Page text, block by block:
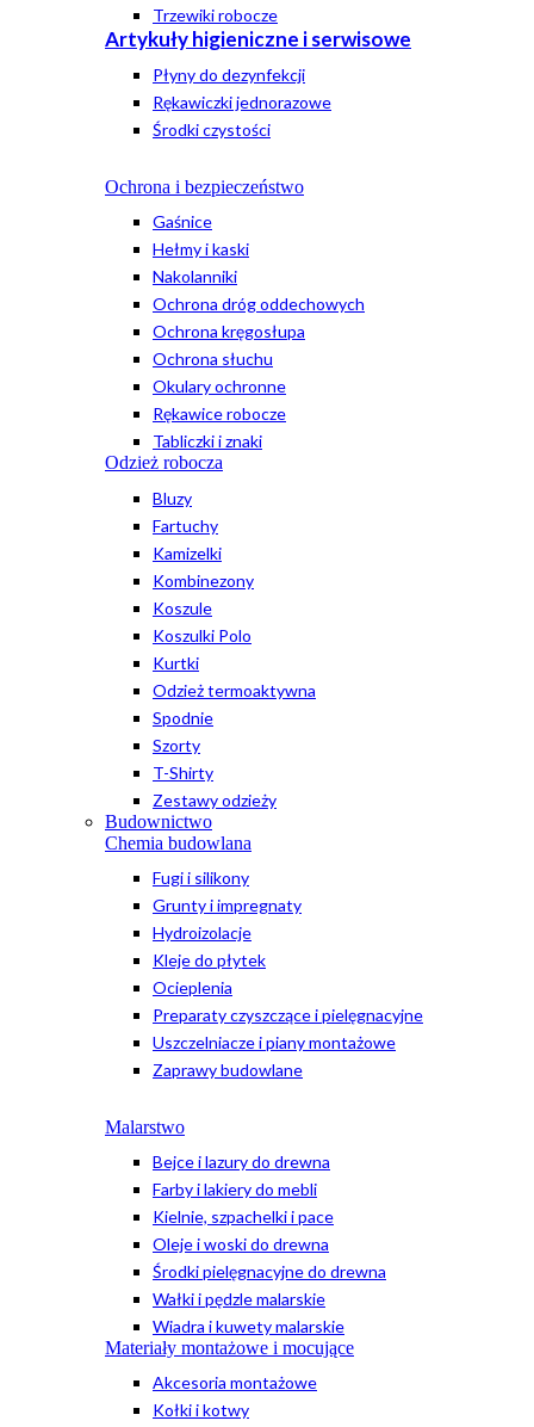
Trzewiki robocze
Artykuły higieniczne i serwisowe
Płyny do dezynfekcji
Rękawiczki jednorazowe
Środki czystości
Ochrona i bezpieczeństwo
Gaśnice
Hełmy i kaski
Nakolanniki
Ochrona dróg oddechowych
Ochrona kręgosłupa
Ochrona słuchu
Okulary ochronne
Rękawice robocze
Tabliczki i znaki
Odzież robocza
Bluzy
Fartuchy
Kamizelki
Kombinezony
Koszule
Koszulki Polo
Kurtki
Odzież termoaktywna
Spodnie
Szorty
T-Shirty
Zestawy odzieży
Budownictwo
Chemia budowlana
Fugi i silikony
Grunty i impregnaty
Hydroizolacje
Kleje do płytek
Ocieplenia
Preparaty czyszczące i pielęgnacyjne
Uszczelniacze i piany montażowe
Zaprawy budowlane
Malarstwo
Bejce i lazury do drewna
Farby i lakiery do mebli
Kielnie, szpachelki i pace
Oleje i woski do drewna
Środki pielęgnacyjne do drewna
Wałki i pędzle malarskie
Wiadra i kuwety malarskie
Materiały montażowe i mocujące
Akcesoria montażowe
Kołki i kotwy